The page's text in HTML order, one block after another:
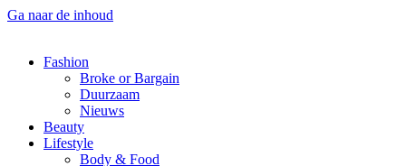
Ga naar de inhoud
Fashion
Broke or Bargain
Duurzaam
Nieuws
Beauty
Lifestyle
Body & Food